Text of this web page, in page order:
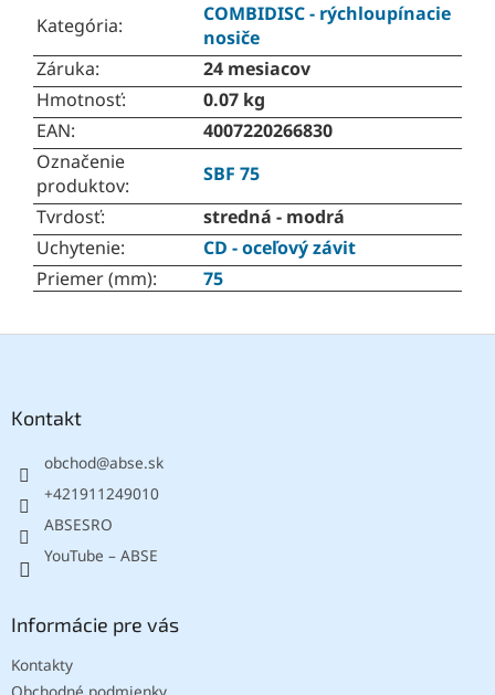
Kategória:
COMBIDISC - rýchloupínacie
nosiče
Záruka:
24 mesiacov
Hmotnosť:
0.07 kg
EAN:
4007220266830
Označenie
produktov:
SBF 75
Tvrdosť:
stredná - modrá
Uchytenie:
CD - oceľový závit
Priemer (mm): 75
Kontakt
obchod@abse.sk
+421911249010
ABSESRO
YouTube – ABSE
Informácie pre vás
Kontakty